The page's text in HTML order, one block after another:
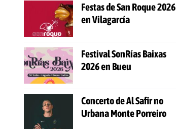
Festas de San Roque 2026
en Vilagarcía
Festival SonRías Baixas
2026 en Bueu
Concerto de Al Safir no
Urbana Monte Porreiro